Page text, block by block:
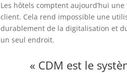
Les hôtels comptent aujourd’hui
client. Cela rend impossible une
durablement de la digitalisation et
un seul endroit.
« CDM est le